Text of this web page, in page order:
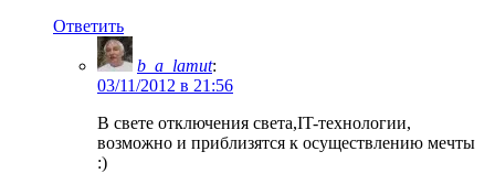
Ответить
b_a_lamut:
03/11/2012 в 21:56
В свете отключения света,IT-технологии,
возможно и приблизятся к осуществлению мечты
:)